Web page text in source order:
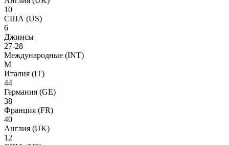
10
США (US)
6
Джинсы
27-28
Международные (INT)
M
Италия (IT)
44
Германия (GE)
38
Франция (FR)
40
Англия (UK)
12